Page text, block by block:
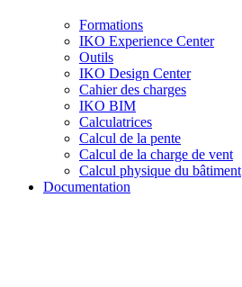
Formations
IKO Experience Center
Outils
IKO Design Center
Cahier des charges
IKO BIM
Calculatrices
Calcul de la pente
Calcul de la charge de vent
Calcul physique du bâtiment
Documentation